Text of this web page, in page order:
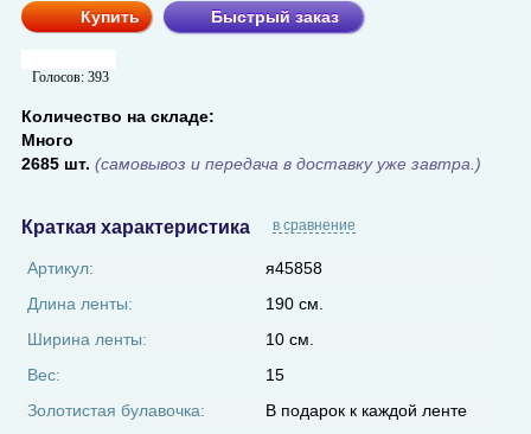
Купить Быстрый заказ
Голосов: 393
Количество на складе:
Много
2685 шт. (самовывоз и передача в доставку уже завтра.)
Краткая характеристика в сравнение
Артикул:
я45858
Длина ленты:
190 см.
Ширина ленты:
10 см.
Вес:
15
Золотистая булавочка:
В подарок к каждой ленте